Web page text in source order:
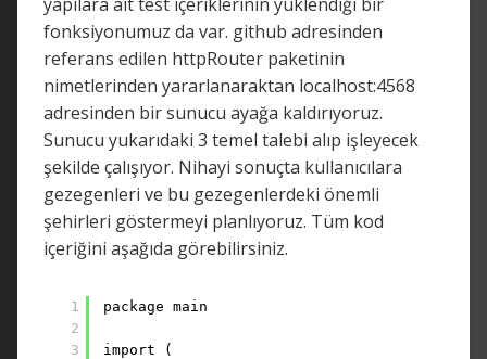
fonksiyonumuz da var. github adresinden
referans edilen httpRouter paketinin
nimetlerinden yararlanaraktan localhost:4568
adresinden bir sunucu ayağa kaldırıyoruz.
Sunucu yukarıdaki 3 temel talebi alıp işleyecek
şekilde çalışıyor. Nihayi sonuçta kullanıcılara
gezegenleri ve bu gezegenlerdeki önemli
şehirleri göstermeyi planlıyoruz. Tüm kod
içeriğini aşağıda görebilirsiniz.
1
2
3
package main
import (